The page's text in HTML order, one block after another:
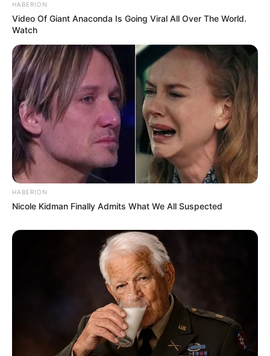
Shenina Cinnamon Megan Domani
Beby Tsabina Salshabilla Adriani
HABERION
Video Of Giant Anaconda Is Going Viral All Over The World.
Watch
HABERION
Nicole Kidman Finally Admits What We All Suspected